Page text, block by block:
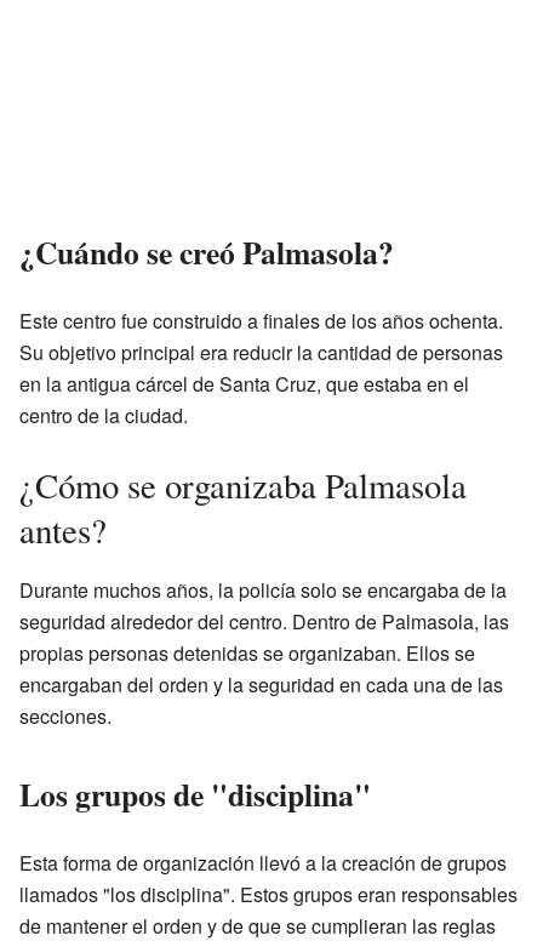
¿Cuándo se creó Palmasola?
Este centro fue construido a finales de los años ochenta.
Su objetivo principal era reducir la cantidad de personas
en la antigua cárcel de Santa Cruz, que estaba en el
centro de la ciudad.
¿Cómo se organizaba Palmasola
antes?
Durante muchos años, la policía solo se encargaba de la
seguridad alrededor del centro. Dentro de Palmasola, las
propias personas detenidas se organizaban. Ellos se
encargaban del orden y la seguridad en cada una de las
secciones.
Los grupos de "disciplina"
Esta forma de organización llevó a la creación de grupos
llamados "los disciplina". Estos grupos eran responsables
de mantener el orden y de que se cumplieran las reglas